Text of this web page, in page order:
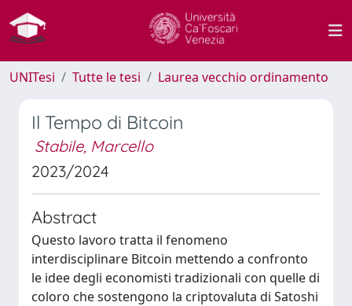
UNITesi Tutte le tesi Laurea vecchio ordinamento
Il Tempo di Bitcoin
Stabile, Marcello
2023/2024
Abstract
Questo lavoro tratta il fenomeno
interdisciplinare Bitcoin mettendo a confronto
le idee degli economisti tradizionali con quelle di
coloro che sostengono la criptovaluta di Satoshi